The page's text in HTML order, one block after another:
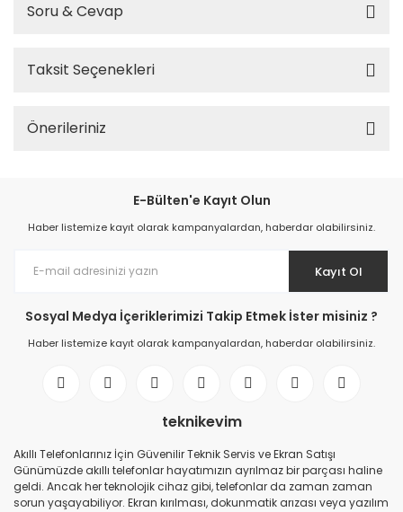
Soru & Cevap
Taksit Seçenekleri
Önerileriniz
E-Bülten'e Kayıt Olun
Haber listemize kayıt olarak kampanyalardan, haberdar olabilirsiniz.
Kayıt Ol
Sosyal Medya İçeriklerimizi Takip Etmek İster misiniz ?
Haber listemize kayıt olarak kampanyalardan, haberdar olabilirsiniz.
teknikevim
Akıllı Telefonlarınız İçin Güvenilir Teknik Servis ve Ekran Satışı
Günümüzde akıllı telefonlar hayatımızın ayrılmaz bir parçası haline
geldi. Ancak her teknolojik cihaz gibi, telefonlar da zaman zaman
sorun yaşayabiliyor. Ekran kırılması, dokunmatik arızası veya yazılım